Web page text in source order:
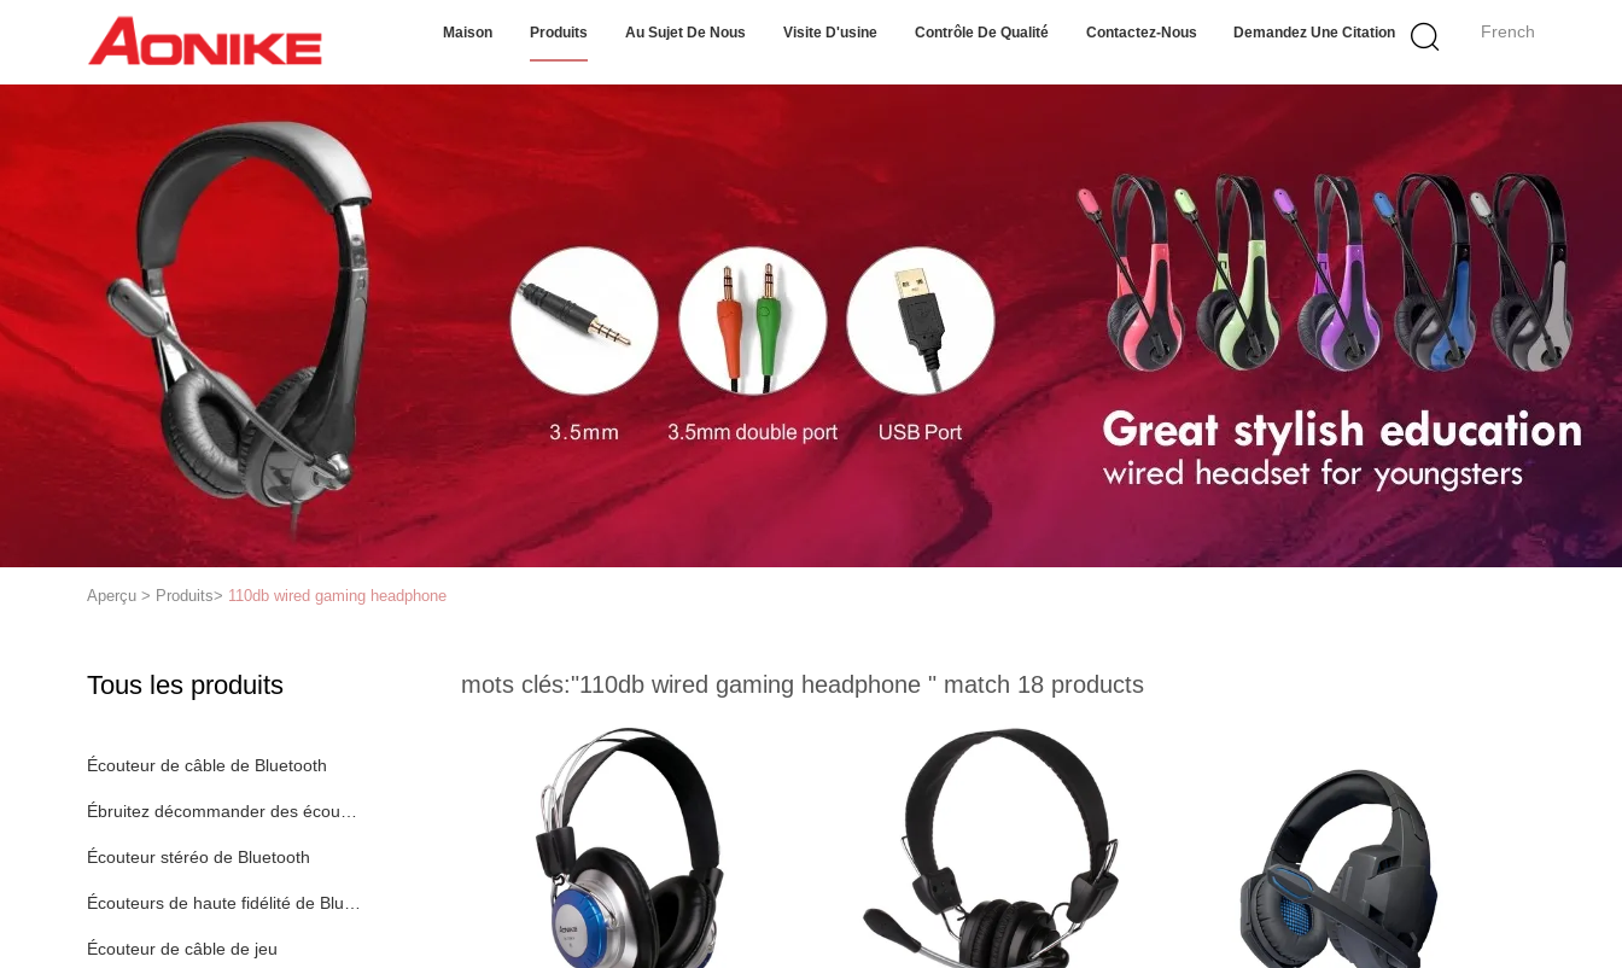
French
Maison Produits Au Sujet De Nous Visite D'usine Contrôle De Qualité Contactez-Nous Demandez Une Citation
Aperçu > Produits> 110db wired gaming headphone
Tous les produits
Écouteur de câble de Bluetooth
Ébruitez décommander des écouteurs de Bluetooth
Écouteur stéréo de Bluetooth
Écouteurs de haute fidélité de Bluetooth
Écouteur de câble de jeu
mots clés:"110db wired gaming headphone " match 18 products